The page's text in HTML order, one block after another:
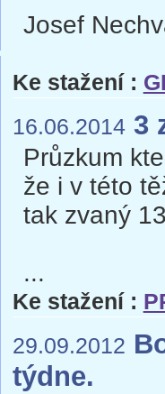
Josef
Ke stažení :
16.06.20143
Průzkum
že i v této
tak zvaný
...
Ke stažení :
29.09.2012
týdne.